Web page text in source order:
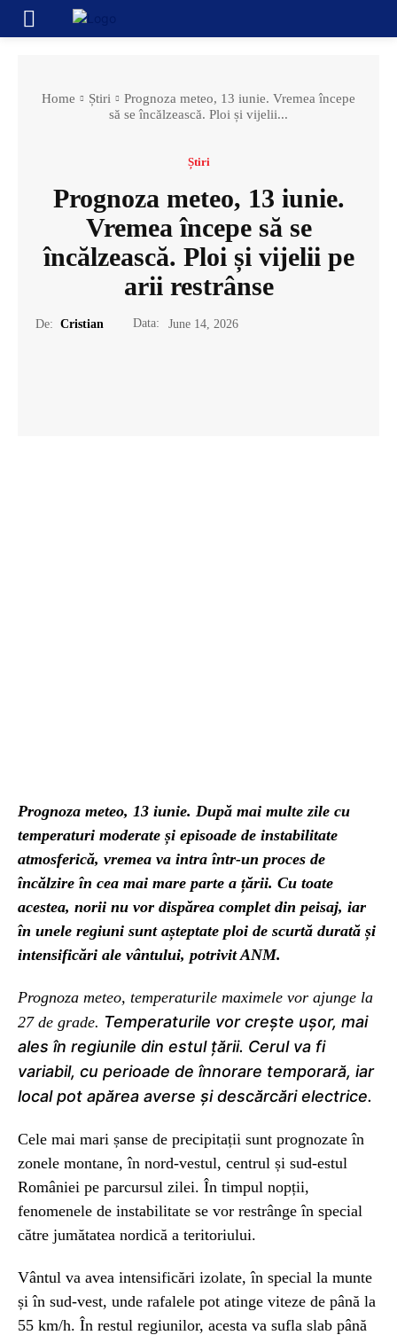
Home Știri
Prognoza meteo, 13 iunie. Vremea începe
să se încălzească. Ploi și vijelii...
Știri
Prognoza meteo, 13 iunie.
Vremea începe să se
încălzească. Ploi și vijelii pe
arii restrânse
De: Cristian Data: June 14, 2026
Prognoza meteo, 13 iunie. După mai multe zile cu
temperaturi moderate și episoade de instabilitate
atmosferică, vremea va intra într-un proces de
încălzire în cea mai mare parte a țării. Cu toate
acestea, norii nu vor dispărea complet din peisaj, iar
în unele regiuni sunt așteptate ploi de scurtă durată și
intensificări ale vântului, potrivit ANM.
Prognoza meteo, temperaturile maximele vor ajunge la
27 de grade. Temperaturile vor crește ușor, mai
ales în regiunile din estul țării. Cerul va fi
variabil, cu perioade de înnorare temporară, iar
local pot apărea averse și descărcări electrice.
Cele mai mari șanse de precipitații sunt prognozate în
zonele montane, în nord-vestul, centrul și sud-estul
României pe parcursul zilei. În timpul nopții,
fenomenele de instabilitate se vor restrânge în special
către jumătatea nordică a teritoriului.
Vântul va avea intensificări izolate, în special la munte
și în sud-vest, unde rafalele pot atinge viteze de până la
55 km/h. În restul regiunilor, acesta va sufla slab până